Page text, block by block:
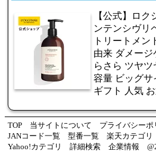
【公式】ロク
ンテンシヴリ
トリートメン
由来 ダメージ
らさら ツヤ
容量 ビッグサ
ギフト 人気
TOP 当サイトについて プライバシーポ
JANコード一覧
型番一覧 楽天カテゴリ
Yahoo!カテゴリ
詳細検索 企業情報